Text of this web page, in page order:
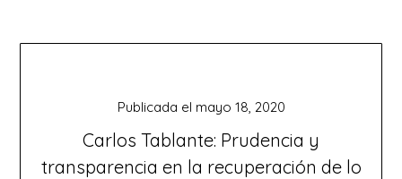
Carlos Tablante: Prudencia y
transparencia en la recuperación de lo
Publicada el mayo 18, 2020